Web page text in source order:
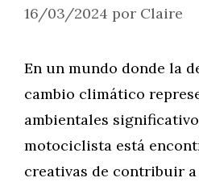
16/03/2024 por Claire
En un mundo donde la
cambio climático
ambientales
motociclista está
creativas de contribuir